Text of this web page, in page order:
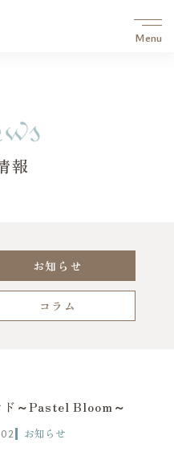
Menu
報
お知らせ
コラム
ド～Pastel Bloom～
お知らせ